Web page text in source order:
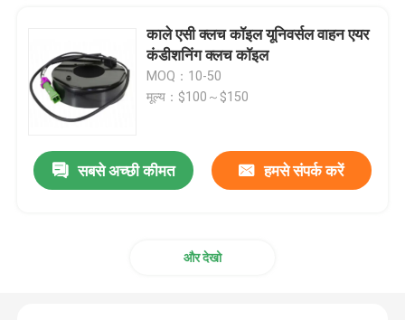
काले एसी क्लच कॉइल यूनिवर्सल वाहन एयर
कंडीशनिंग क्लच कॉइल
MOQ：10-50
मूल्य：$100～$150
सबसे अच्छी कीमत हमसे संपर्क करें
और देखो